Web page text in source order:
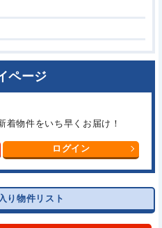
ページ
着物件をいち早くお届け！
ログイン
り物件リスト